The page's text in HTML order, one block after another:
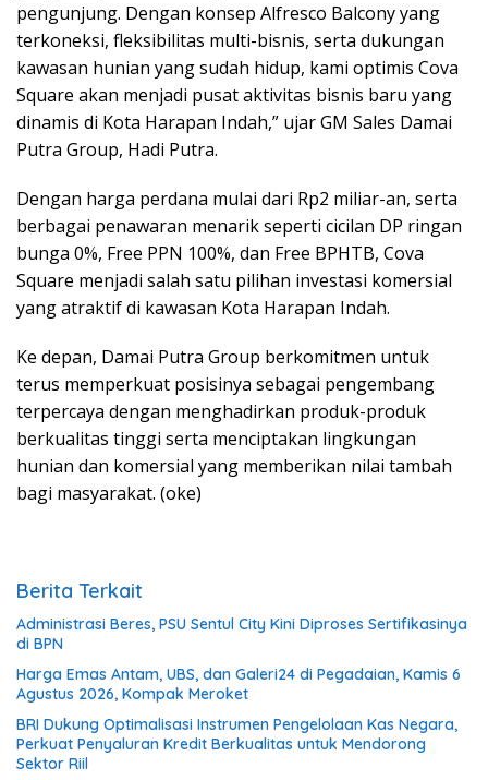
pengunjung. Dengan konsep Alfresco Balcony yang
terkoneksi, fleksibilitas multi-bisnis, serta dukungan
kawasan hunian yang sudah hidup, kami optimis Cova
Square akan menjadi pusat aktivitas bisnis baru yang
dinamis di Kota Harapan Indah,” ujar GM Sales Damai
Putra Group, Hadi Putra.
Dengan harga perdana mulai dari Rp2 miliar-an, serta
berbagai penawaran menarik seperti cicilan DP ringan
bunga 0%, Free PPN 100%, dan Free BPHTB, Cova
Square menjadi salah satu pilihan investasi komersial
yang atraktif di kawasan Kota Harapan Indah.
Ke depan, Damai Putra Group berkomitmen untuk
terus memperkuat posisinya sebagai pengembang
terpercaya dengan menghadirkan produk-produk
berkualitas tinggi serta menciptakan lingkungan
hunian dan komersial yang memberikan nilai tambah
bagi masyarakat. (oke)
Berita Terkait
Administrasi Beres, PSU Sentul City Kini Diproses Sertifikasinya
di BPN
Harga Emas Antam, UBS, dan Galeri24 di Pegadaian, Kamis 6
Agustus 2026, Kompak Meroket
BRI Dukung Optimalisasi Instrumen Pengelolaan Kas Negara,
Perkuat Penyaluran Kredit Berkualitas untuk Mendorong
Sektor Riil